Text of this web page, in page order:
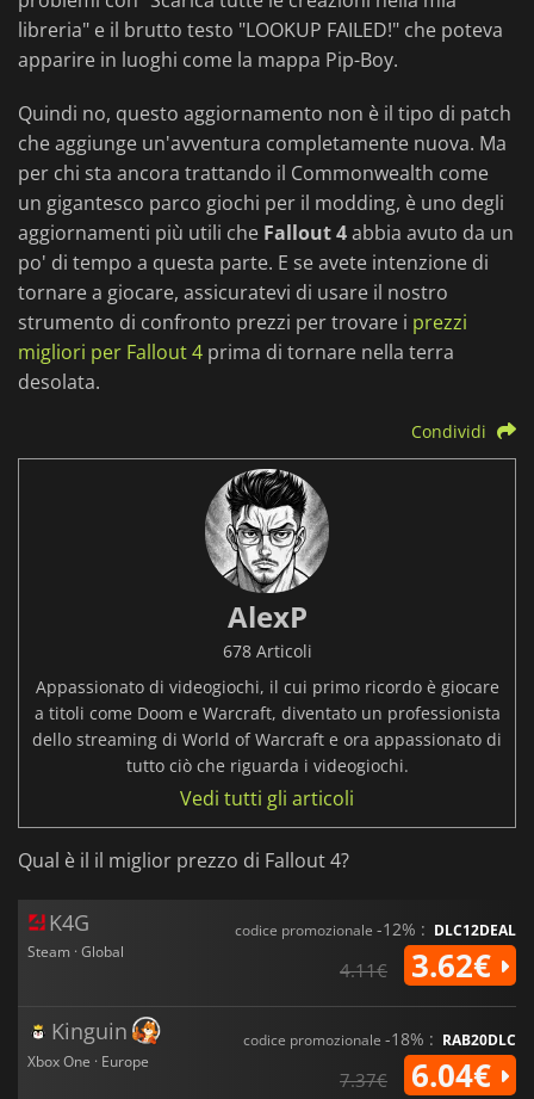
libreria" e il brutto testo "LOOKUP FAILED!" che poteva
apparire in luoghi come la mappa Pip-Boy.
Quindi no, questo aggiornamento non è il tipo di patch
che aggiunge un'avventura completamente nuova. Ma
per chi sta ancora trattando il Commonwealth come
un gigantesco parco giochi per il modding, è uno degli
aggiornamenti più utili che Fallout 4abbia avuto da un
po' di tempo a questa parte. E se avete intenzione di
tornare a giocare, assicuratevi di usare il nostro
strumento di confronto prezzi per trovare i prezzi
migliori per Fallout 4 prima di tornare nella terra
desolata.
Condividi
AlexP
678 Articoli
Appassionato di videogiochi, il cui primo ricordo è giocare
a titoli come Doom e Warcraft, diventato un professionista
dello streaming di World of Warcraft e ora appassionato di
tutto ciò che riguarda i videogiochi.
Vedi tutti gli articoli
Qual è il il miglior prezzo di Fallout 4?
K4G
Steam · Global
codice promozionale -12% : DLC12DEAL
4.11€ 3.62€
Kinguin
Xbox One · Europe
codice promozionale -18% : RAB20DLC
7.37€ 6.04€